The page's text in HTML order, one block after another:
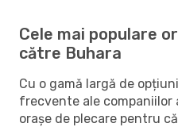
Cele mai populare
către Buhara
Cu o gamă largă de
frecvente ale companiilor
orașe de plecare pentru